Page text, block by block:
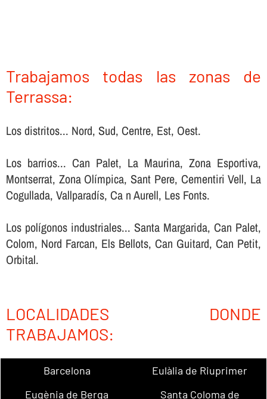
Trabajamos todas las zonas de
Terrassa:
Los distritos... Nord, Sud, Centre, Est, Oest.
Los barrios... Can Palet, La Maurina, Zona Esportiva,
Montserrat, Zona Olímpica, Sant Pere, Cementiri Vell, La
Cogullada, Vallparadís, Ca n Aurell, Les Fonts.
Los polígonos industriales... Santa Margarida, Can Palet,
Colom, Nord Farcan, Els Bellots, Can Guitard, Can Petit,
Orbital.
LOCALIDADES DONDE
TRABAJAMOS:
Barcelona
Eulàlia de Riuprimer
Eugènia de Berga
Santa Coloma de